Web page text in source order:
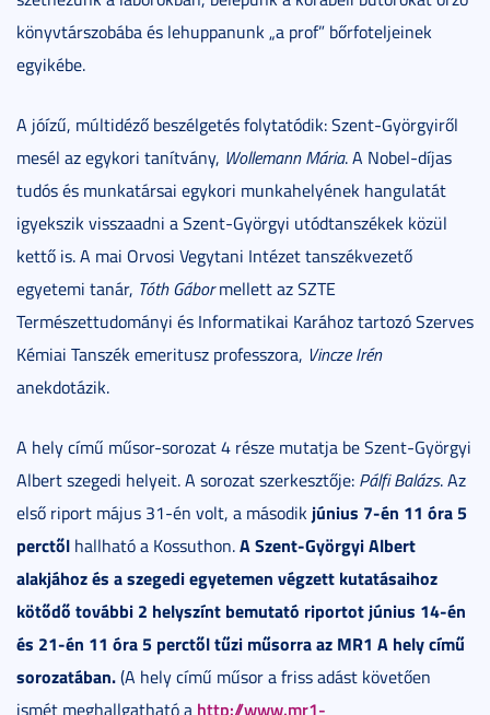
könyvtárszobába és lehuppanunk „a prof” bőrfoteljeinek
egyikébe.
A jóízű, múltidéző beszélgetés folytatódik: Szent-Györgyiről
mesél az egykori tanítvány, Wollemann Mária. A Nobel-díjas
tudós és munkatársai egykori munkahelyének hangulatát
igyekszik visszaadni a Szent-Györgyi utódtanszékek közül
kettő is. A mai Orvosi Vegytani Intézet tanszékvezető
egyetemi tanár, Tóth Gábormellett az SZTE
Természettudományi és Informatikai Karához tartozó Szerves
Kémiai Tanszék emeritusz professzora, Vincze Irén
anekdotázik.
A hely című műsor-sorozat 4 része mutatja be Szent-Györgyi
Albert szegedi helyeit. A sorozat szerkesztője: Pálfi Balázs. Az
első riport május 31-én volt, a második június 7-én 11 óra 5
perctől hallható a Kossuthon.A Szent-Györgyi Albert
alakjához és a szegedi egyetemen végzett kutatásaihoz
kötődő további 2 helyszínt bemutató riportot június 14-én
és 21-én 11 óra 5 perctől tűzi műsorra az MR1 A hely című
sorozatában.(A hely című műsor a friss adást követően
ismét meghallgatható a http://www.mr1-